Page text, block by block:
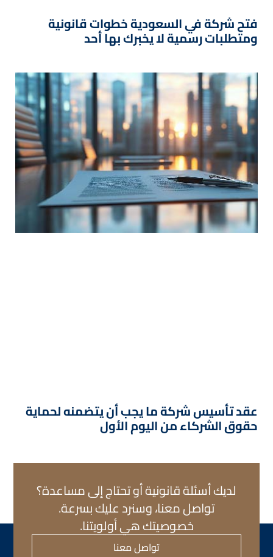
فتح شركة في السعودية خطوات قانونية
ومتطلبات رسمية لا يخبرك بها أحد
عقد تأسيس شركة ما يجب أن يتضمنه لحماية
حقوق الشركاء من اليوم الأول
لديك أسئلة قانونية أو تحتاج إلى مساعدة؟
تواصل معنا، وسنرد عليك بسرعة.
خصوصيتك هي أولويتنا.
تواصل معنا